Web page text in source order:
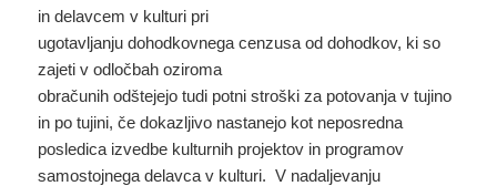
in delavcem v kulturi pri
ugotavljanju dohodkovnega cenzusa od dohodkov, ki so
zajeti v odločbah oziroma
obračunih odštejejo tudi potni stroški za potovanja v tujino
in po tujini, če dokazljivo nastanejo kot neposredna
posledica izvedbe kulturnih projektov in programov
samostojnega delavca v kulturi. V nadaljevanju